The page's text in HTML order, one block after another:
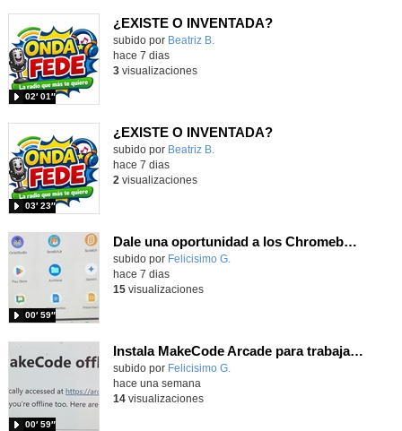
¿EXISTE O INVENTADA?
Contenido educativo.
subido por Beatriz B.
02′ 01″
hace 7 dias
3visualizaciones
¿EXISTE O INVENTADA?
Contenido educativo.
subido por Beatriz B.
03′ 23″
hace 7 dias
2 visualizaciones
Dale una oportunidad a los Chromebooks y utiliza un proyector para realizar talleres si no tienes pantallas táctiles
Contenido educativo.
subido por Felicisimo G.
00′ 59″
hace 7 dias
15visualizaciones
Instala MakeCode Arcade para trabajar offline en tu tablet, ordenador, Chromebook
Contenido educativo.
subido por Felicisimo G.
00′ 59″
hace una semana
14visualizaciones